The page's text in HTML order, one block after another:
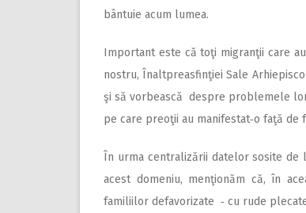
bântuie acum lumea.
Important este că toţi migranţii care
nostru, Înaltpreasfinţiei Sale
şi să vorbească despre problemele
pe care preoţii au manifestat‑o faţă
În urma centralizării datelor so­site de
acest domeniu, menţionăm că, în
familiilor defavorizate ‑ cu rude